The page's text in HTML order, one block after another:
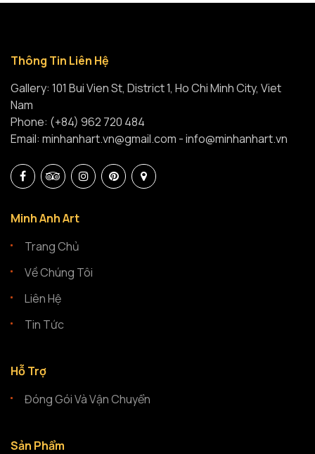
Thông Tin Liên Hệ
Gallery: 101 Bui Vien St, District 1, Ho Chi Minh City, Viet
Nam
Phone: (+84) 962 720 484
Email: minhanhart.vn@gmail.com - info@minhanhart.vn
Minh Anh Art
Trang Chủ
Về Chúng Tôi
Liên Hệ
Tin Tức
Hỗ Trợ
Đóng Gói Và Vận Chuyển
Sản Phẩm